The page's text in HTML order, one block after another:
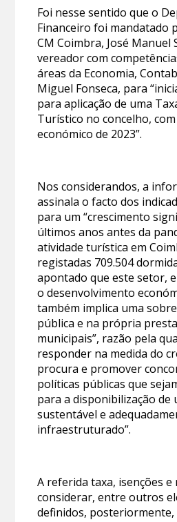
Foi nesse sentido que o
Financeiro foi mandatado
CM Coimbra, José Manuel
vereador com
áreas da Economia,
Miguel Fonseca, para
para aplicação de uma
Turístico no concelho,
económico de 2023”.
Nos considerandos, a
assinala o facto dos
para um “crescimento
últimos anos antes da
atividade turística em
registadas 709.504
apontado que este setor,
o desenvolvimento
também implica uma
pública e na própria
municipais”, razão pela
responder na medida do
procura e promover
políticas públicas que
para a disponibilização de
sustentável e
infraestruturado”.
A referida taxa, isenções e
considerar, entre outros
definidos, posteriormente,